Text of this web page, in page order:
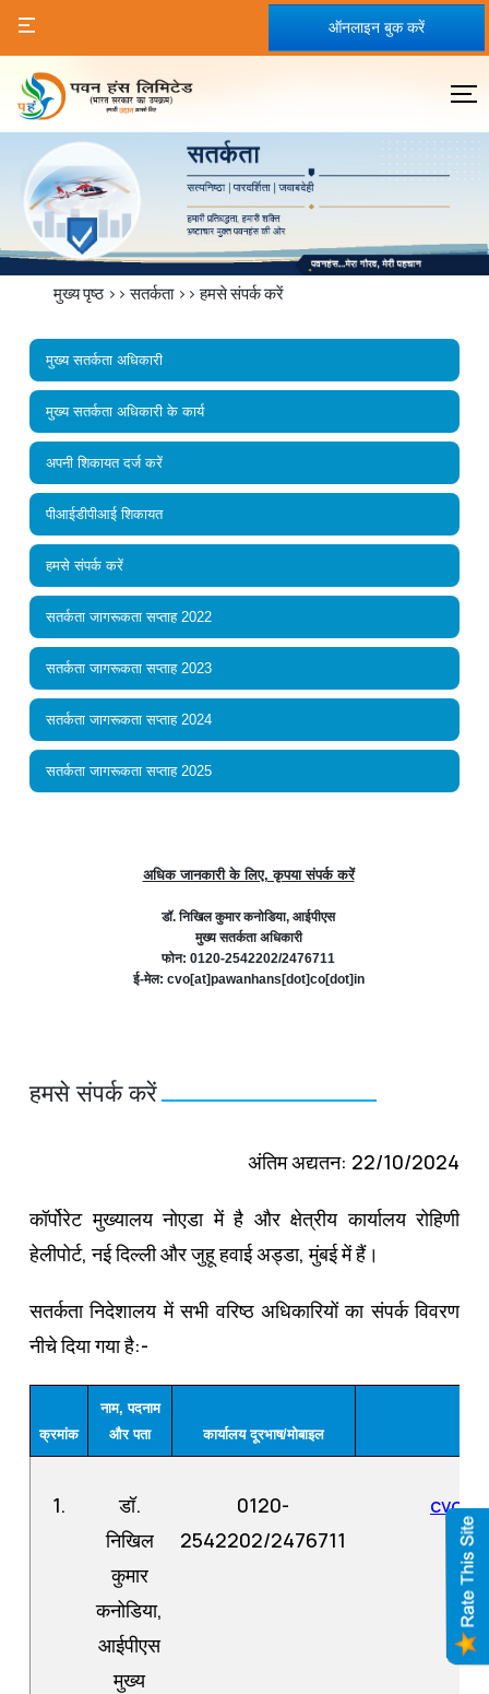
ऑनलाइन बुक करें
मुख्य पृष्ठ >>सतर्कता>>हमसे संपर्क करें
मुख्य सतर्कता अधिकारी
मुख्य सतर्कता अधिकारी के कार्य
अपनी शिकायत दर्ज करें
पीआईडीपीआई शिकायत
हमसे संपर्क करें
सतर्कता जागरूकता सप्ताह 2022
सतर्कता जागरूकता सप्ताह 2023
सतर्कता जागरूकता सप्ताह 2024
सतर्कता जागरूकता सप्ताह 2025
अधिक जानकारी के लिए, कृपया संपर्क करें
डॉ. निखिल कुमार कनोडिया, आईपीएस
मुख्य सतर्कता अधिकारी
फोन: 0120-2542202/2476711
ई-मेल: cvo[at]pawanhans[dot]co[dot]in
हमसे संपर्क करें
अंतिम अद्यतन: 22/10/2024
कॉर्पोरेट मुख्यालय नोएडा में है और क्षेत्रीय कार्यालय रोहिणी
हेलीपोर्ट, नई दिल्ली और जुहू हवाई अड्डा, मुंबई में हैं।
सतर्कता निदेशालय में सभी वरिष्ठ अधिकारियों का संपर्क विवरण
नीचे दिया गया है:-
क्रमांक
नाम, पदनाम
और पता
कार्यालय दूरभाष/मोबाइल
1.
डॉ.
निखिल
कुमार
कनोडिया,
आईपीएस
मुख्य
0120-
2542202/2476711